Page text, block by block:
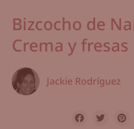
Bizcocho de
Crema y fresas
Jackie Rodríguez